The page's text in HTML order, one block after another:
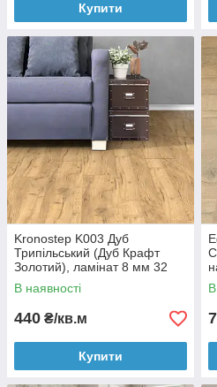
Купити
Kronostep K003 Дуб
Трипільський (Дуб Крафт
Золотий), ламінат 8 мм 32
клас
В наявності
440 ₴/кв.м
Купити